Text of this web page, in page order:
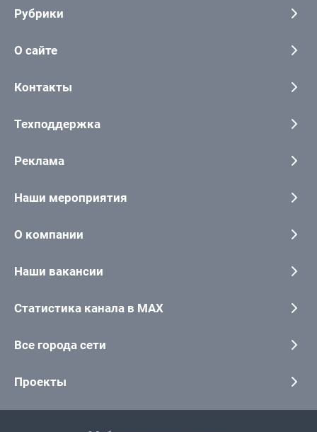
Рубрики
О сайте
Контакты
Техподдержка
Реклама
Наши мероприятия
О компании
Наши вакансии
Статистика канала в MAX
Все города сети
Проекты